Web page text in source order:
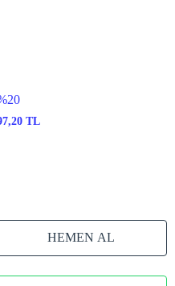
TL
HEMEN AL